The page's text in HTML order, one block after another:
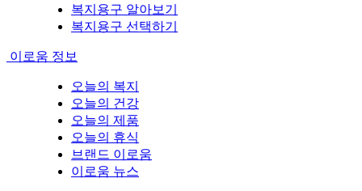
복지용구 알아보기
복지용구 선택하기
이로움 정보
오늘의 복지
오늘의 건강
오늘의 제품
오늘의 휴식
브랜드 이로움
이로움 뉴스